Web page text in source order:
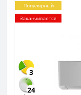
Популярный
Заканчивается
3
24